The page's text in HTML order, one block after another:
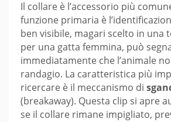
Il collare è l’accessorio più
funzione primaria è
ben visibile, magari scelto in una
per una gatta femmina, può
immediatamente che l’animale
randagio. La caratteristica più
ricercare è il meccanismo di
(breakaway). Questa clip si apre
se il collare rimane impigliato,